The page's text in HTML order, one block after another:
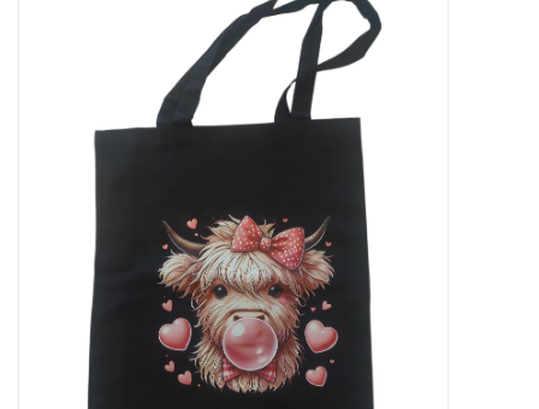
Zonnebrillen
ON THE BEACH
Charmin*s
Ohlala Jewels